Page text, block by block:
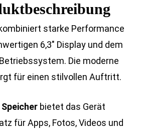
starke Performance
6,3″ Display und dem
Betriebssystem. Die moderne
für einen stilvollen Auftritt.
Speicher bietet das Gerät
für Apps, Fotos, Videos und